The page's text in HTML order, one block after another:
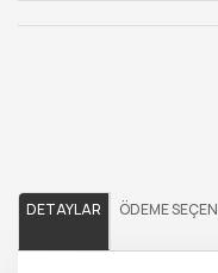
DETAYLAR ÖDEME